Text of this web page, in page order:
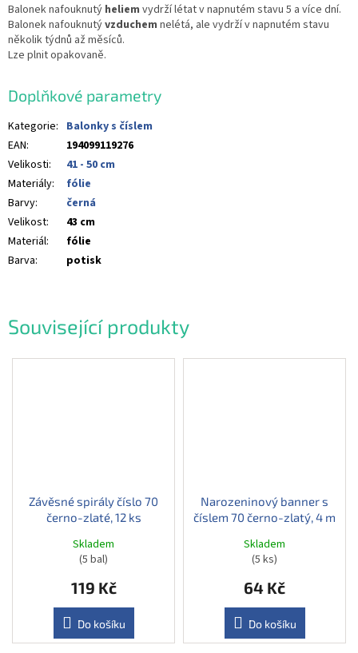
Související produkty
Závěsné spirály číslo 70
černo-zlaté, 12 ks
Skladem
(5 bal)
119 Kč
Do košíku
Narozeninový banner s
číslem 70 černo-zlatý, 4 m
Skladem
(5 ks)
64 Kč
Do košíku
Balonek nafouknutý heliem vydrží létat v napnutém stavu 5 a více dní.
Balonek nafouknutývzduchem nelétá, ale vydrží v napnutém stavu
několik týdnů až měsíců.
Lze plnit opakovaně.
Doplňkové parametry
Kategorie: Balonky s číslem
EAN:
194099119276
Velikosti:
41 - 50 cm
Materiály:
fólie
Barvy:
černá
Velikost:
43 cm
Materiál:
fólie
Barva: potisk